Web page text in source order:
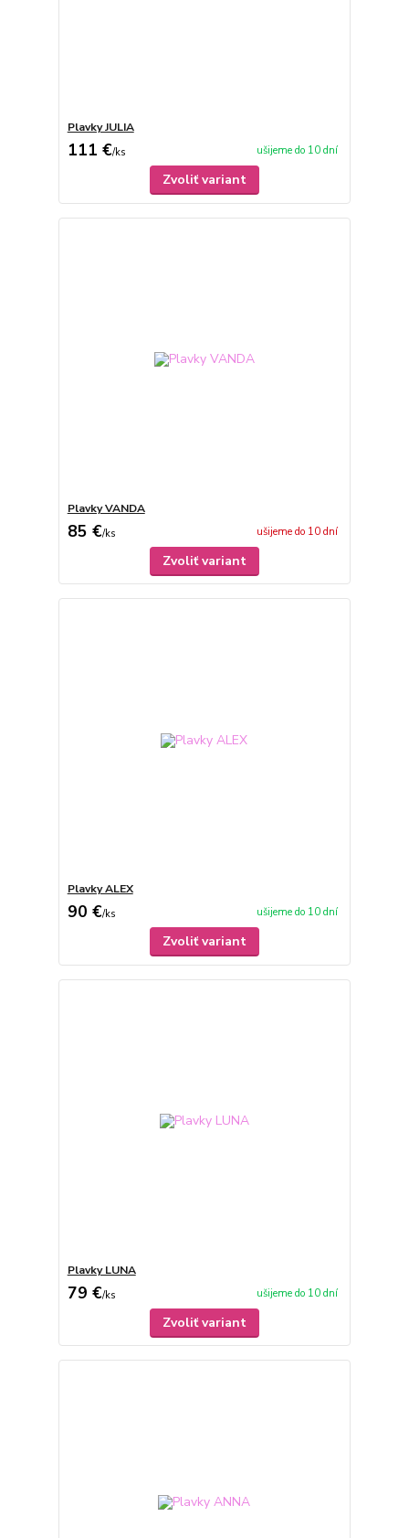
Plavky JULIA
111 €/ks ušijeme do 10 dní
Zvoliť variant
Plavky VANDA
85 €/ks ušijeme do 10 dní
Zvoliť variant
Plavky ALEX
90 €/ks ušijeme do 10 dní
Zvoliť variant
Plavky LUNA
79 €/ks ušijeme do 10 dní
Zvoliť variant